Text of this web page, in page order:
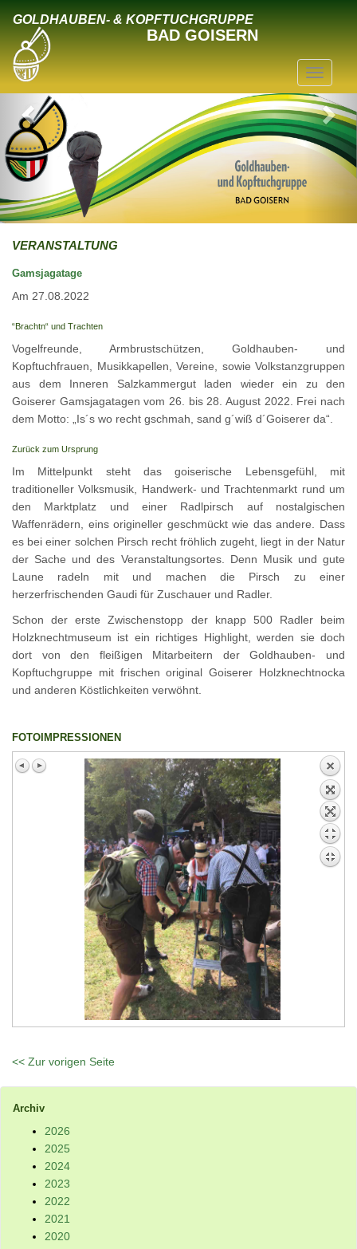
GOLDHAUBEN- & KOPFTUCHGRUPPE
BAD GOISERN
VERANSTALTUNG
Gamsjagatage
Am 27.08.2022
“Brachtn“ und Trachten
Vogelfreunde, Armbrustschützen, Goldhauben- und
Kopftuchfrauen, Musikkapellen, Vereine, sowie Volkstanzgruppen
aus dem Inneren Salzkammergut laden wieder ein zu den
Goiserer Gamsjagatagen vom 26. bis 28. August 2022. Frei nach
dem Motto: „Is´s wo recht gschmah, sand g´wiß d´Goiserer da“.
Zurück zum Ursprung
Im Mittelpunkt steht das goiserische Lebensgefühl, mit
traditioneller Volksmusik, Handwerk- und Trachtenmarkt rund um
den Marktplatz und einer Radlpirsch auf nostalgischen
Waffenrädern, eins origineller geschmückt wie das andere. Dass
es bei einer solchen Pirsch recht fröhlich zugeht, liegt in der Natur
der Sache und des Veranstaltungsortes. Denn Musik und gute
Laune radeln mit und machen die Pirsch zu einer
herzerfrischenden Gaudi für Zuschauer und Radler.
Schon der erste Zwischenstopp der knapp 500 Radler beim
Holzknechtmuseum ist ein richtiges Highlight, werden sie doch
dort von den fleißigen Mitarbeitern der Goldhauben- und
Kopftuchgruppe mit frischen original Goiserer Holzknechtnocka
und anderen Köstlichkeiten verwöhnt.
FOTOIMPRESSIONEN
<< Zur vorigen Seite
Archiv
2026
2025
2024
2023
2022
2021
2020